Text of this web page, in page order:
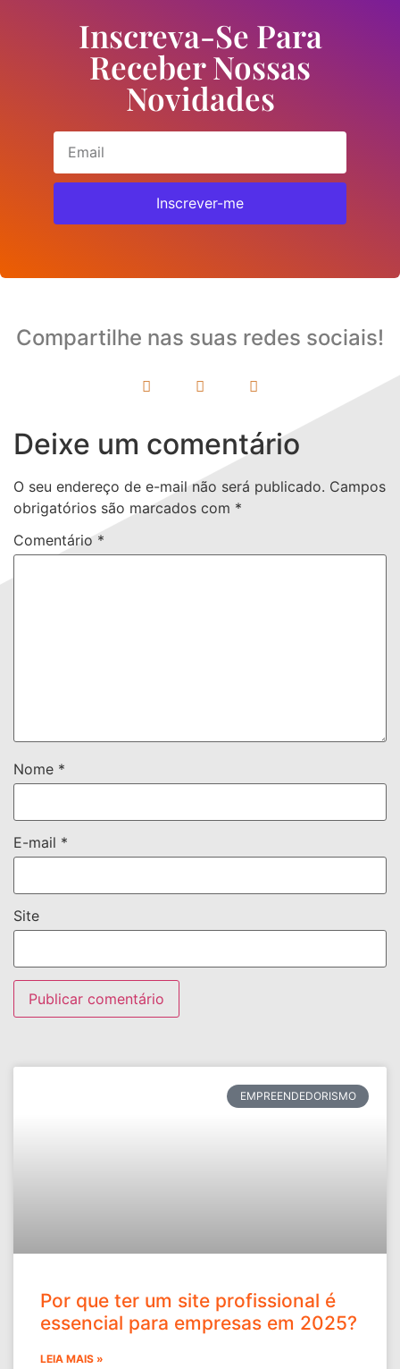
Inscreva-Se Para
Receber Nossas
Novidades
Inscrever-me
Compartilhe nas suas redes sociais!
Deixe um comentário
O seu endereço de e-mail não será publicado. Campos
obrigatórios são marcados com *
Comentário *
Nome *
E-mail *
Site
EMPREENDEDORISMO
Por que ter um site profissional é
essencial para empresas em 2025?
LEIA MAIS »